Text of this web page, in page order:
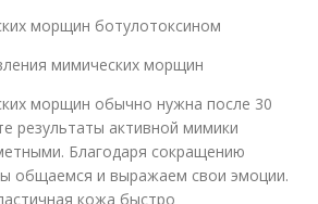
морщин ботулотоксином
мимических морщин
морщин обычно нужна после 30
результаты активной мимики
Благодаря сокращению
общаемся и выражаем свои эмоции.
кожа быстро